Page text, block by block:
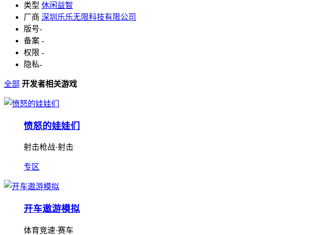
类型 休闲益智
厂商 深圳乐乐无限科技有限公司
版号-
备案 -
权限 -
隐私-
全部 开发者相关游戏
愤怒的娃娃们
射击枪战·射击
专区
开车遨游模拟
体育竞速·赛车